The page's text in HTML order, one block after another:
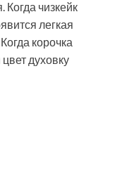
Когда чизкейк
легкая
корочка
духовку